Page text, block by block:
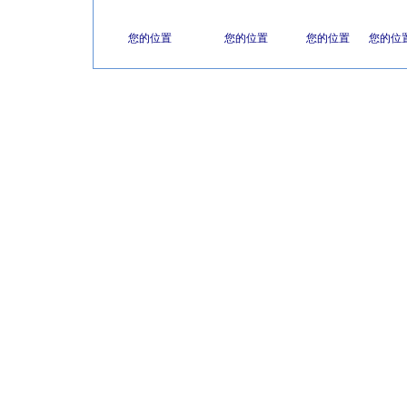
您的位置 您的位置 您的位置 您的位